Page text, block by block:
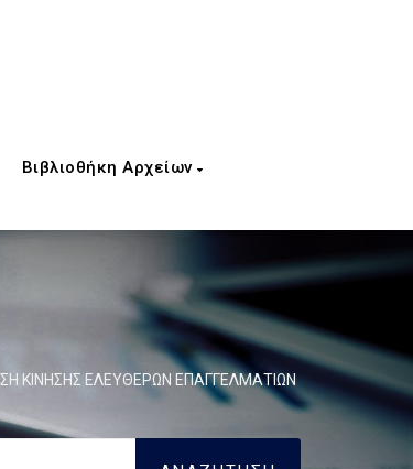
Βιβλιοθήκη Αρχείων
ΚΙΝΗΣΗΣ ΕΛΕΥΘΕΡΩΝ ΕΠΑΓΓΕΛΜΑΤΙΩΝ